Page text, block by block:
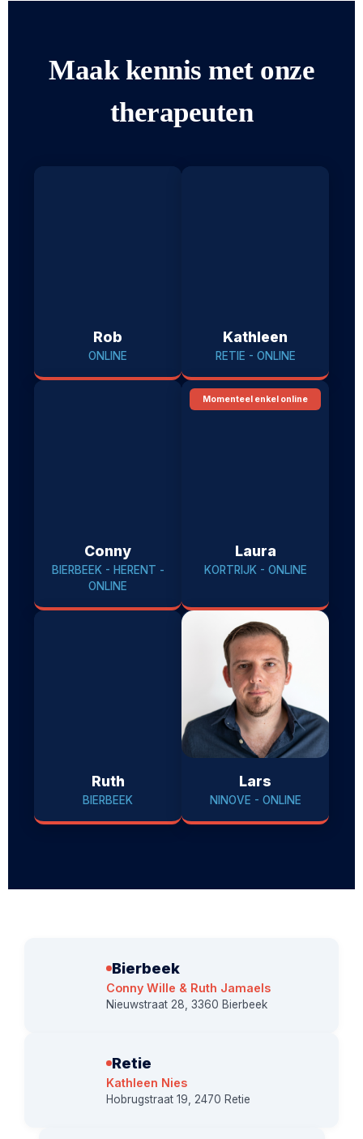
Maak kennis met onze
therapeuten
Rob
ONLINE
Kathleen
RETIE - ONLINE
Conny
BIERBEEK - HERENT -
ONLINE
Momenteel enkel online
Laura
KORTRIJK - ONLINE
Ruth
BIERBEEK
Lars
NINOVE - ONLINE
Bierbeek
Conny Wille & Ruth Jamaels
Nieuwstraat 28, 3360 Bierbeek
Retie
Kathleen Nies
Hobrugstraat 19, 2470 Retie